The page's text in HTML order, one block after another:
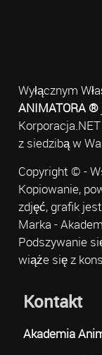
Wyłącznym
ANIMATORA ®
Korporacja.NET
z siedzibą w
Copyright © -
Kopiowanie,
zdjęć, grafik
Marka -
Podszywanie
wiąże się z
Kontakt
Akademia